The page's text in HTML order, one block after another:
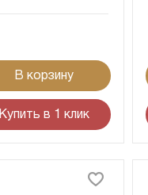
В корзину
Купить в 1 клик